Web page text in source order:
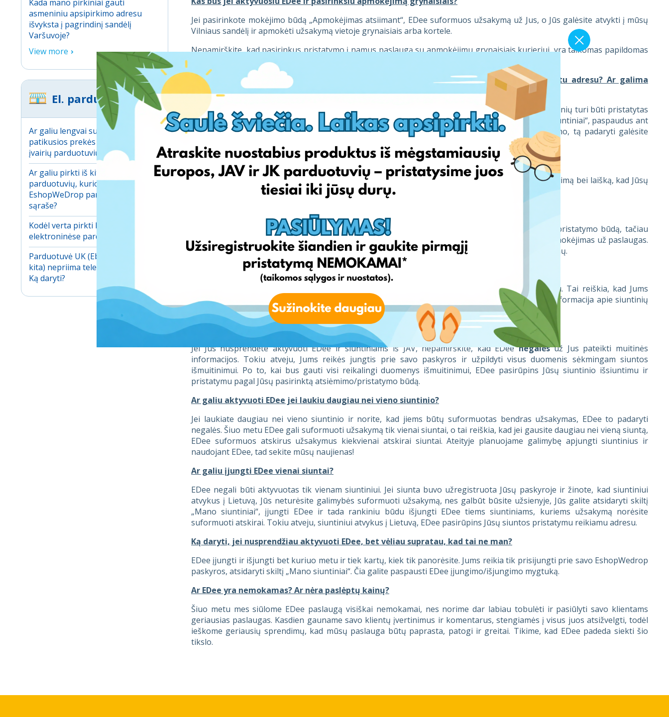
Jei pasirinkote mokėjimo būdą „Apmokėjimas atsiimant“, EDee suformuos užsakymą už Jus, o Jūs galėsite atvykti į mūsų
Vilniaus sandėlį ir apmokėti užsakymą vietoje grynaisiais arba kortele.
Nepamirškite, kad pasirinkus pristatymo į namus paslaugą su apmokėjimu grynaisiais kurjeriui, yra taikomas papildomas
mokestis. Visus įkainius galite rasti mūsų kainyne.
Ką daryti, jei aktyvavus EDee paaiškėjo, kad vienas iš siuntinių turi būti pristatytas kitu adresu? Ar galima
pakeisti nustatymus vienai siuntai?
EDee nustatymų vienai siuntai pakeisti negalima. Jei aktyvavus EDee paaiškėjo, kad vienas iš siuntinių turi būti pristatytas
kitu adresu nei įprastai, Jūs galite išjungti EDee vienai siuntai. Tai padaryti galite skiltyje „Mano siuntiniai“, paspaudus ant
EDee ikonėlės šalia pasirinkto siuntinio. Tokiu atveju, šiai siuntai EDee nesugeneruos užsakymo, tą padaryti galėsite
Ar aš būsiu informuotas apie savo siuntinio judėjimą, jei pasirinksiu aktyvuoti EDee?
Taip, kaip įprasta gausite visus pranešimus apie siuntinio judėjimą, atvykimą, užsakymo suformavimą bei laišką, kad Jūsų
siuntinys buvo perduotas kurjeriui arba yra paruoštas atsiėmimui Vilniaus sandėlyje.
Taip, žinoma. Tokiu atveju EDee suformuos užsakymą Jūsų vardu pagal pasirinktą atsiėmimo/pristatymo būdą, tačiau
nepamirškite, kad siuntinius atiduoti Jums ir išsiųsti su kurjeriais galime tik po to, kai bus gautas mokėjimas už paslaugas.
Negavus mokėjimo, siunta liks Vilniaus sandėlyje. EDee negeneruoja automatinių pinigų nuskaitymų.
Ar EDee tinkamas man?
EDee yra puikus pasirinkimas Jums, jei norite užsakymų formavimą paversti paprastu ir greitu. Tai reiškia, kad Jums
nereikės kiekvieną kartą gavus siuntą jungtis prie savo paskyros ir formuoti užsakymus. Pilna informacija apie siuntinių
judėjimą Jums, kaip įprasta, bus suteikta elektroniniu paštu, taip pat bus matome Jūsų paskyroje.
Ar EDee pasirūpins mano siuntiniais iš JAV?
Jei Jūs nusprendėte aktyvuoti EDee ir siuntiniams iš JAV, nepamirškite, kad EDeenegalėsuž Jus pateikti muitinės
informacijos. Tokiu atveju, Jums reikės jungtis prie savo paskyros ir užpildyti visus duomenis sėkmingam siuntos
išmuitinimui. Po to, kai bus gauti visi reikalingi duomenys išmuitinimui, EDee pasirūpins Jūsų siuntinio išsiuntimu ir
pristatymu pagal Jūsų pasirinktą atsiėmimo/pristatymo būdą.
Ar galiu aktyvuoti EDee jei laukiu daugiau nei vieno siuntinio?
Jei laukiate daugiau nei vieno siuntinio ir norite, kad jiems būtų suformuotas bendras užsakymas, EDee to padaryti
negalės. Šiuo metu EDee gali suformuoti užsakymą tik vienai siuntai, o tai reiškia, kad jei gausite daugiau nei vieną siuntą,
EDee suformuos atskirus užsakymus kiekvienai atskirai siuntai. Ateityje planuojame galimybę apjungti siuntinius ir
naudojant EDee, tad sekite mūsų naujienas!
Ar galiu įjungti EDee vienai siuntai?
EDee negali būti aktyvuotas tik vienam siuntiniui. Jei siunta buvo užregistruota Jūsų paskyroje ir žinote, kad siuntiniui
atvykus į Lietuvą, Jūs neturėsite galimybės suformuoti užsakymą, nes galbūt būsite užsienyje, Jūs galite atsidaryti skiltį
„Mano siuntiniai“, įjungti EDee ir tada rankiniu būdu išjungti EDee tiems siuntiniams, kuriems užsakymą norėsite
suformuoti atskirai. Tokiu atveju, siuntiniui atvykus į Lietuvą, EDee pasirūpins Jūsų siuntos pristatymu reikiamu adresu.
Ką daryti, jei nusprendžiau aktyvuoti EDee, bet vėliau supratau, kad tai ne man?
EDee įjungti ir išjungti bet kuriuo metu ir tiek kartų, kiek tik panorėsite. Jums reikia tik prisijungti prie savo EshopWedrop
paskyros, atsidaryti skiltį „Mano siuntiniai“. Čia galite paspausti EDee įjungimo/išjungimo mygtuką.
Ar EDee yra nemokamas? Ar nėra paslėptų kainų?
Šiuo metu mes siūlome EDee paslaugą visiškai nemokamai, nes norime dar labiau tobulėti ir pasiūlyti savo klientams
geriausias paslaugas. Kasdien gauname savo klientų įvertinimus ir komentarus, stengiamės į visus juos atsižvelgti, todėl
ieškome geriausių sprendimų, kad mūsų paslauga būtų paprasta, patogi ir greitai. Tikime, kad EDee padeda siekti šio
tikslo.
Kada mano pirkiniai gauti
asmeniniu apsipirkimo adresu
išvyksta į pagrindinį sandėlį
Varšuvoje?
View more
El. parduotuvės
Ar galiu lengvai sulyginti
patikusios prekės kainą tarp
įvairių parduotuvių?
Ar galiu pirkti iš kitų internetinių
parduotuvių, kurios nenurodytos
EshopWeDrop parduotuvių
sąraše?
Kodėl verta pirkti Europos
elektroninėse parduotuvėse?
Parduotuvė UK (Ebay, Amazon,
kita) nepriima telefono numerio.
Ką daryti?